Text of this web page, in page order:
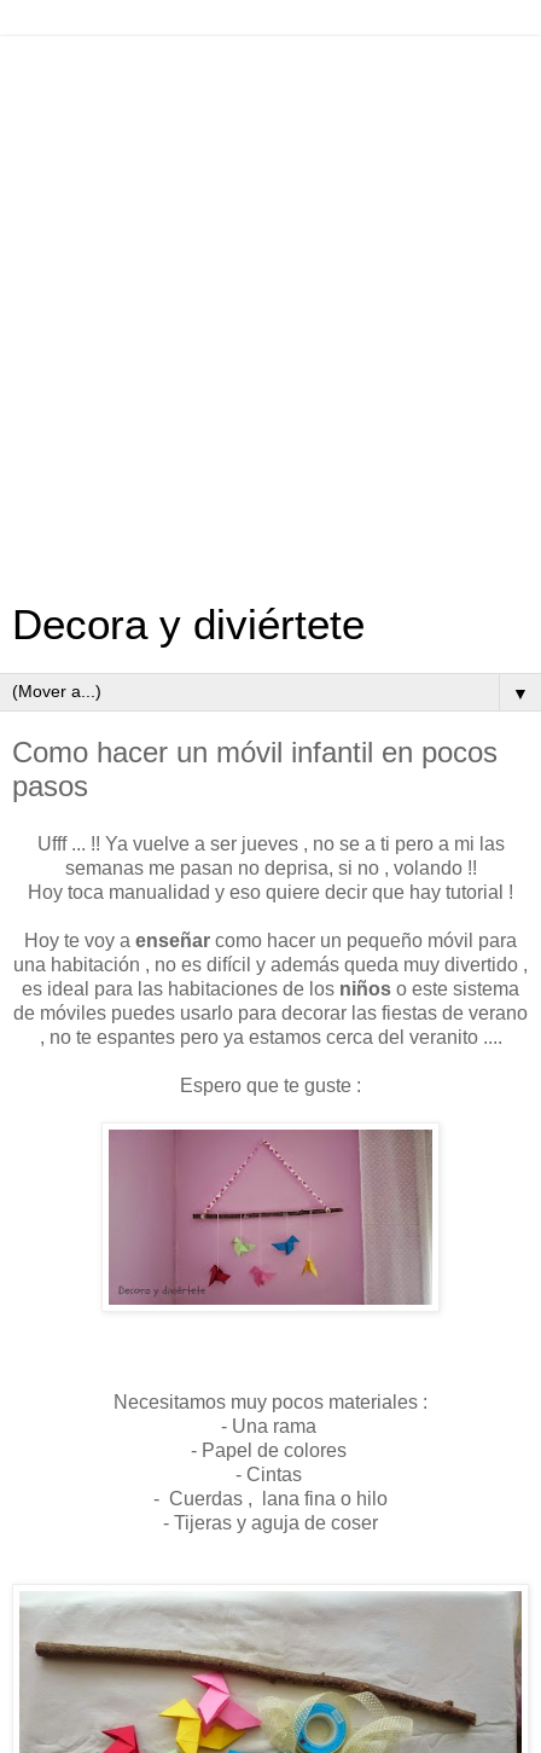
Decora y diviértete
▼
Como hacer un móvil infantil en pocos
pasos
Ufff ... !! Ya vuelve a ser jueves , no se a ti pero a mi las
semanas me pasan no deprisa, si no , volando !!
Hoy toca manualidad y eso quiere decir que hay tutorial !
Hoy te voy a enseñar como hacer un pequeño móvil para
una habitación , no es difícil y además queda muy divertido ,
es ideal para las habitaciones de los niños o este sistema
de móviles puedes usarlo para decorar las fiestas de verano
, no te espantes pero ya estamos cerca del veranito ....
Espero que te guste :
Necesitamos muy pocos materiales :
- Una rama
- Papel de colores
- Cintas
- Cuerdas , lana fina o hilo
- Tijeras y aguja de coser